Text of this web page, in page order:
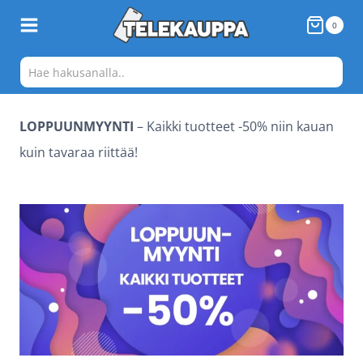
sisältöön
0
LOPPUUNMYYNTI – Kaikki tuotteet -50% niin kauan
kuin tavaraa riittää!